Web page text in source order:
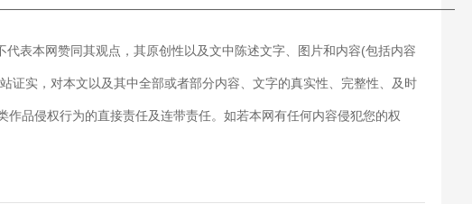
表本网赞同其观点，其原创性以及文中陈述文字、图片和内容(包括内容
证实，对本文以及其中全部或者部分内容、文字的真实性、完整性、及时
品侵权行为的直接责任及连带责任。如若本网有任何内容侵犯您的权